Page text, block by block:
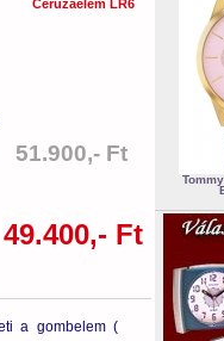
Ceruzaelem LR6
51.900,- Ft
49.400,- Ft
a gombelem (